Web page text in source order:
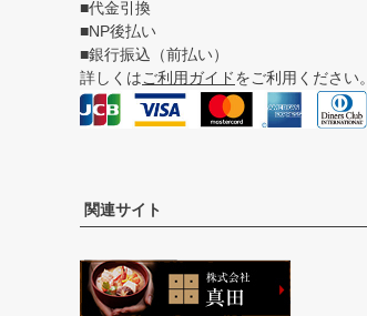
■代金引換
■NP後払い
■銀行振込（前払い）
詳しくはご利用ガイドをご利用ください。
関連サイト